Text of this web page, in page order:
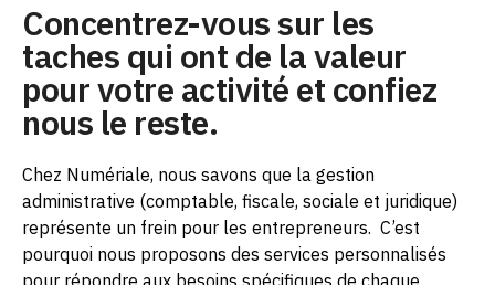
Concentrez-vous sur les
taches qui ont de la valeur
pour votre activité et confiez
nous le reste.
Chez Numériale, nous savons que la gestion
administrative (comptable, fiscale, sociale et juridique)
représente un frein pour les entrepreneurs. C’est
pourquoi nous proposons des services personnalisés
pour répondre aux besoins spécifiques de chaque